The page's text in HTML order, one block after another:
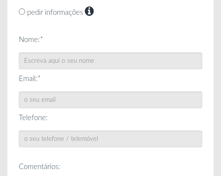
pedir informações
Nome:*
Email:*
Telefone:
Comentários: